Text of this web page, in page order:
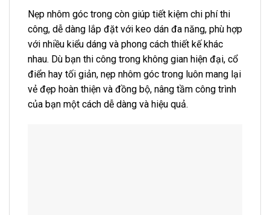
Nẹp nhôm góc trong còn giúp tiết kiệm chi phí thi
công, dễ dàng lắp đặt với keo dán đa năng, phù hợp
với nhiều kiểu dáng và phong cách thiết kế khác
nhau. Dù bạn thi công trong không gian hiện đại, cổ
điển hay tối giản, nẹp nhôm góc trong luôn mang lại
vẻ đẹp hoàn thiện và đồng bộ, nâng tầm công trình
của bạn một cách dễ dàng và hiệu quả.